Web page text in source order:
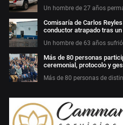
Un hombre de 27 años
Comisaría de Carlos
conductor atrapado tras
Un hombre de 63 años
Más de 80 personas
ceremonial, protocolo y
Más de 80 personas de